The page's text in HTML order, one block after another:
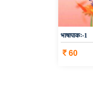
भाषापाकः-1
60